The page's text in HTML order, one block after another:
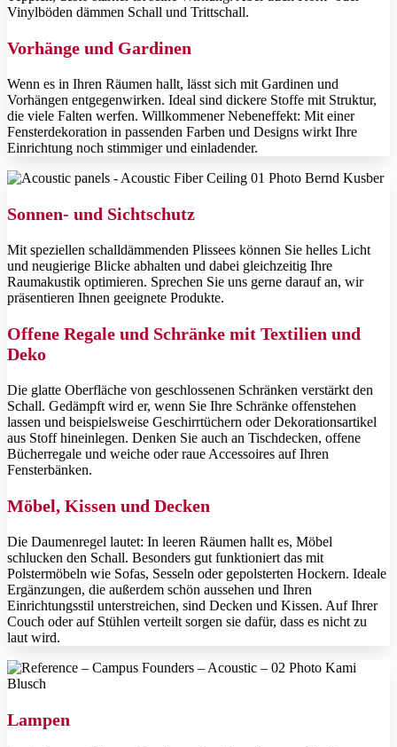
Vinylböden dämmen Schall und Trittschall.
Vorhänge und Gardinen
Wenn es in Ihren Räumen hallt, lässt sich mit Gardinen und
Vorhängen entgegenwirken. Ideal sind dickere Stoffe mit Struktur,
die viele Falten werfen. Willkommener Nebeneffekt: Mit einer
Fensterdekoration in passenden Farben und Designs wirkt Ihre
Einrichtung noch stimmiger und einladender.
Sonnen- und Sichtschutz
Mit speziellen schalldämmenden Plissees können Sie helles Licht
und neugierige Blicke abhalten und dabei gleichzeitig Ihre
Raumakustik optimieren. Sprechen Sie uns gerne darauf an, wir
präsentieren Ihnen geeignete Produkte.
Offene Regale und Schränke mit Textilien und
Deko
Die glatte Oberfläche von geschlossenen Schränken verstärkt den
Schall. Gedämpft wird er, wenn Sie Ihre Schränke offenstehen
lassen und beispielsweise Geschirrtüchern oder Dekorationsartikel
aus Stoff hineinlegen. Denken Sie auch an Tischdecken, offene
Bücherregale und weiche oder raue Accessoires auf Ihren
Fensterbänken.
Möbel, Kissen und Decken
Die Daumenregel lautet: In leeren Räumen hallt es, Möbel
schlucken den Schall. Besonders gut funktioniert das mit
Polstermöbeln wie Sofas, Sesseln oder gepolsterten Hockern. Ideale
Ergänzungen, die außerdem schön aussehen und Ihren
Einrichtungsstil unterstreichen, sind Decken und Kissen. Auf Ihrer
Couch oder auf Stühlen verteilt sorgen sie dafür, dass es nicht zu
laut wird.
Lampen